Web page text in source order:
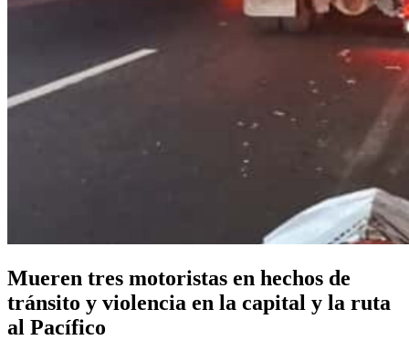
Mueren tres motoristas en hechos de
tránsito y violencia en la capital y la ruta
al Pacífico